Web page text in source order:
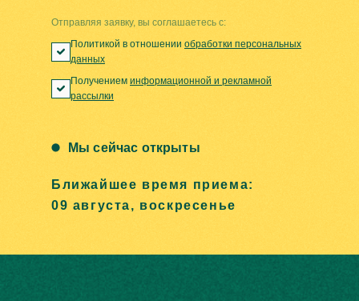
Отправляя заявку, вы соглашаетесь с:
Политикой в отношении обработки персональных
данных
Получением информационной и рекламной
рассылки
Мы сейчас открыты
Ближайшее время приема:
09 августа, воскресенье